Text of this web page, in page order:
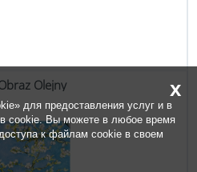
Olejny x
для предоставления услуг и в
cookie. Вы можете в любое время
к файлам cookie в своем